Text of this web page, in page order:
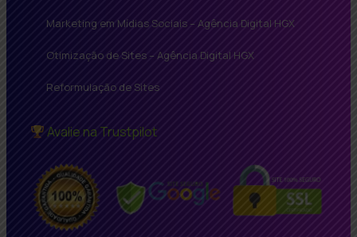
Marketing em Mídias Sociais – Agência Digital HGX
Otimização de Sites – Agência Digital HGX
Reformulação de Sites
Avalie na Trustpilot